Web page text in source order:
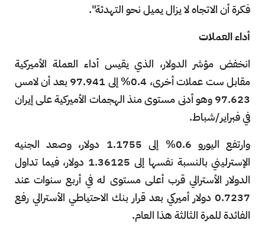
فكرة أن الاتجاه لا يزال يميل نحو التهدئة".
أداء العملات
انخفض مؤشر الدولار، الذي يقيس أداء العملة الأميركية
مقابل ست عملات أخرى، 0.4% إلى 97.941 بعد أن لامس
97.623 وهو أدنى مستوى منذ الهجمات الأميركية على إيران
في فبراير/شباط.
وارتفع اليورو 0.6% إلى 1.1755 دولار، وصعد الجنيه
الإسترليني بالنسبة نفسها إلى 1.36125 دولار، فيما تداول
الدولار الأسترالي قرب أعلى مستوى له في أربع سنوات عند
0.7237 دولار أميركي بعد قرار بنك الاحتياطي الأسترالي رفع
الفائدة للمرة الثالثة هذا العام.